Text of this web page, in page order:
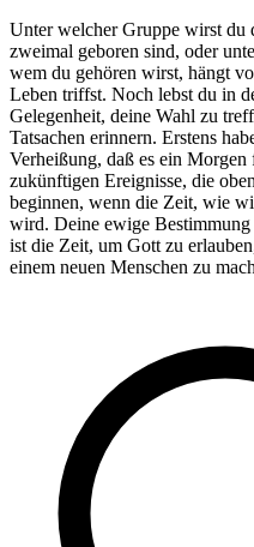
Unter welcher Gruppe wirst du
zweimal geboren sind, oder
wem du gehören wirst, hängt
Leben triffst. Noch lebst du in
Gelegenheit, deine Wahl zu
Tatsachen erinnern. Erstens
Verheißung, daß es ein
zukünftigen Ereignisse, die
beginnen, wenn die Zeit, wie
wird. Deine ewige
ist die Zeit, um Gott zu
einem neuen Menschen zu